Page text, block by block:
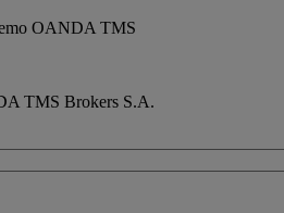
OANDA TMS
TMS Brokers S.A.